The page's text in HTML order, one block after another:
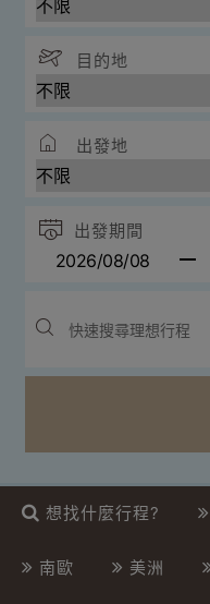
目的地
出發地
出發期間
想找什麼行程?
南歐 美洲